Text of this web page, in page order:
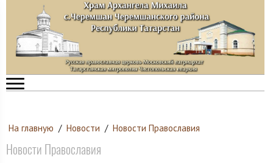
На главную / Новости / Новости Православия
Новости Православия